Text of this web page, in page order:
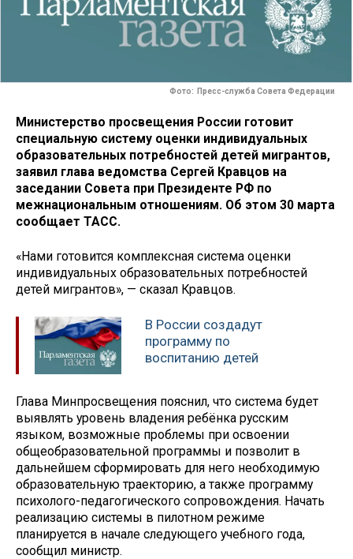
Фото: Пресс-служба Совета Федерации
Министерство просвещения России готовит
специальную систему оценки индивидуальных
образовательных потребностей детей мигрантов,
заявил глава ведомства Сергей Кравцов на
заседании Совета при Президенте РФ по
межнациональным отношениям. Об этом 30 марта
сообщает ТАСС.
«Нами готовится комплексная система оценки
индивидуальных образовательных потребностей
детей мигрантов», — сказал Кравцов.
В России создадут
программу по
воспитанию детей
Глава Минпросвещения пояснил, что система будет
выявлять уровень владения ребёнка русским
языком, возможные проблемы при освоении
общеобразовательной программы и позволит в
дальнейшем сформировать для него необходимую
образовательную траекторию, а также программу
психолого-педагогического сопровождения. Начать
реализацию системы в пилотном режиме
планируется в начале следующего учебного года,
сообщил министр.